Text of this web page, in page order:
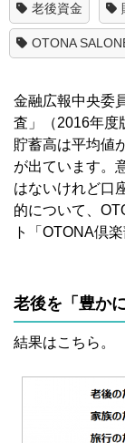
老後資金
OTONA
金融広報中央委
査」（2016年度
貯蓄高は平均値
が出ています。
はないけれど口
的について、
ト「OTONA倶
老後を「豊か
結果はこちら。